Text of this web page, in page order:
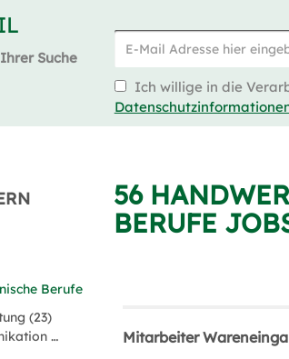
Suche
Ich willige in die
Berufe
(23)
Elektrotechnik, Telekommunikation (15)
56
BERUFE
Mitarbeiter